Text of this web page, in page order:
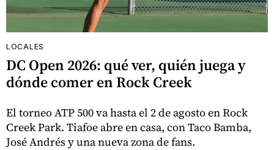
LOCALES
DC Open 2026: qué ver, quién juega y
dónde comer en Rock Creek
El torneo ATP 500 va hasta el 2 de agosto en Rock
Creek Park. Tiafoe abre en casa, con Taco Bamba,
José Andrés y una nueva zona de fans.